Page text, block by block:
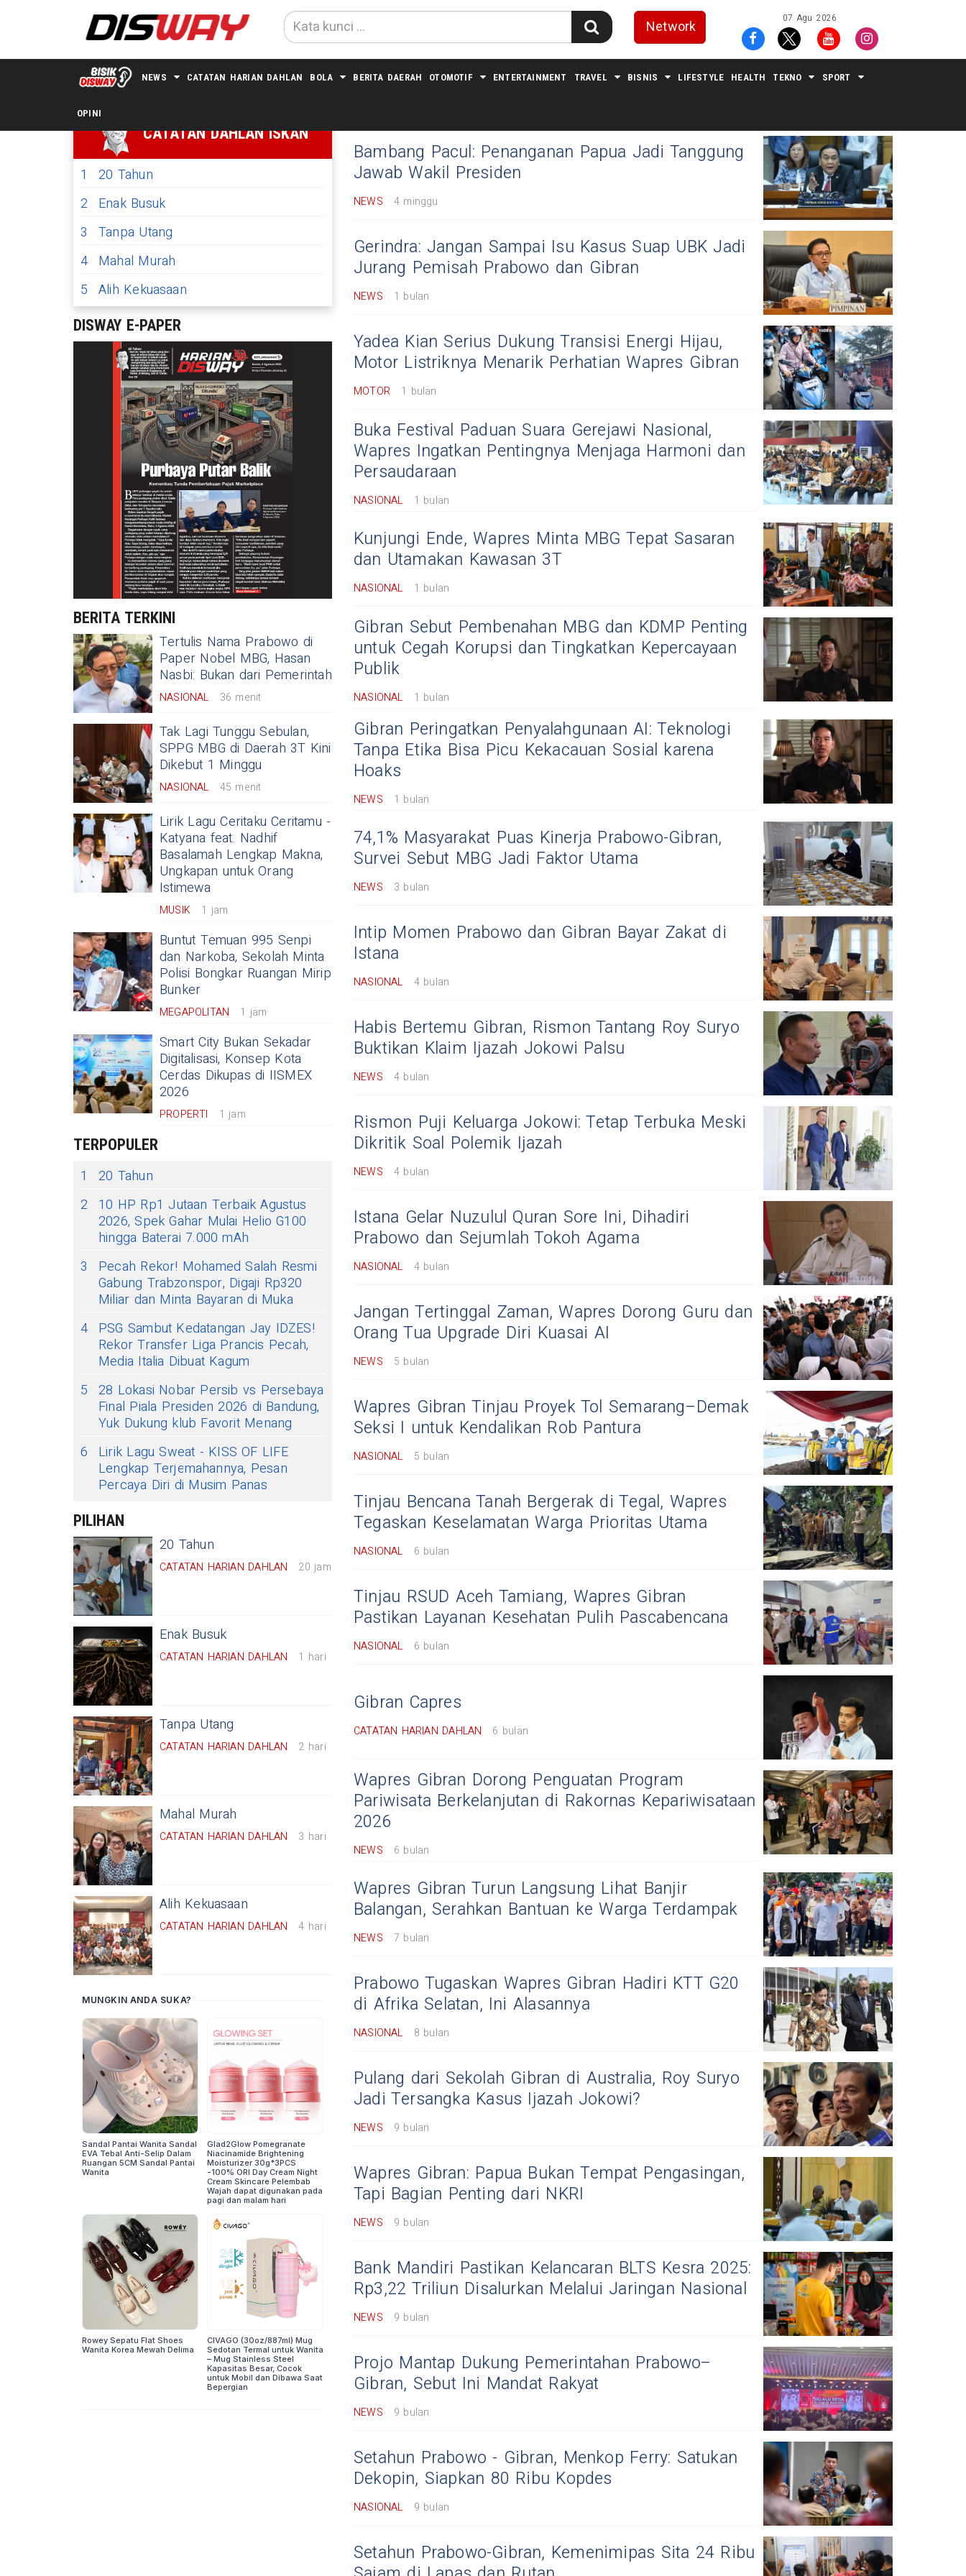
Network 07 Agu 2026
NEWS CATATAN HARIAN DAHLAN BOLA BERITA DAERAH OTOMOTIF ENTERTAINMENT TRAVEL BISNIS LIFESTYLE HEALTH TEKNO SPORT
OPINI
CATATAN DAHLAN ISKAN
1
20 Tahun
2
Enak Busuk
3
Tanpa Utang
4 Mahal Murah
5 Alih Kekuasaan
DISWAY E-PAPER
BERITA TERKINI
Tertulis Nama Prabowo di
Paper Nobel MBG, Hasan
Nasbi: Bukan dari Pemerintah
NASIONAL 36 menit
Tak Lagi Tunggu Sebulan,
SPPG MBG di Daerah 3T Kini
Dikebut 1 Minggu
NASIONAL 45 menit
Lirik Lagu Ceritaku Ceritamu -
Katyana feat. Nadhif
Basalamah Lengkap Makna,
Ungkapan untuk Orang
Istimewa
MUSIK 1 jam
Buntut Temuan 995 Senpi
dan Narkoba, Sekolah Minta
Polisi Bongkar Ruangan Mirip
Bunker
MEGAPOLITAN 1 jam
Smart City Bukan Sekadar
Digitalisasi, Konsep Kota
Cerdas Dikupas di IISMEX
2026
PROPERTI 1 jam
TERPOPULER
1
20 Tahun
2
10 HP Rp1 Jutaan Terbaik Agustus
2026, Spek Gahar Mulai Helio G100
hingga Baterai 7.000 mAh
3
Pecah Rekor! Mohamed Salah Resmi
Gabung Trabzonspor, Digaji Rp320
Miliar dan Minta Bayaran di Muka
4 PSG Sambut Kedatangan Jay IDZES!
Rekor Transfer Liga Prancis Pecah,
Media Italia Dibuat Kagum
5 28 Lokasi Nobar Persib vs Persebaya
Final Piala Presiden 2026 di Bandung,
Yuk Dukung klub Favorit Menang
6
Lirik Lagu Sweat - KISS OF LIFE
Lengkap Terjemahannya, Pesan
Percaya Diri di Musim Panas
PILIHAN
20 Tahun
CATATAN HARIAN DAHLAN 20 jam
Enak Busuk
CATATAN HARIAN DAHLAN 1 hari
Tanpa Utang
CATATAN HARIAN DAHLAN 2 hari
Mahal Murah
CATATAN HARIAN DAHLAN 3 hari
Alih Kekuasaan
CATATAN HARIAN DAHLAN 4 hari
Bambang Pacul: Penanganan Papua Jadi Tanggung
Jawab Wakil Presiden
NEWS 4 minggu
Gerindra: Jangan Sampai Isu Kasus Suap UBK Jadi
Jurang Pemisah Prabowo dan Gibran
NEWS 1 bulan
Yadea Kian Serius Dukung Transisi Energi Hijau,
Motor Listriknya Menarik Perhatian Wapres Gibran
MOTOR 1 bulan
Buka Festival Paduan Suara Gerejawi Nasional,
Wapres Ingatkan Pentingnya Menjaga Harmoni dan
Persaudaraan
NASIONAL 1 bulan
Kunjungi Ende, Wapres Minta MBG Tepat Sasaran
dan Utamakan Kawasan 3T
NASIONAL 1 bulan
Gibran Sebut Pembenahan MBG dan KDMP Penting
untuk Cegah Korupsi dan Tingkatkan Kepercayaan
Publik
NASIONAL 1 bulan
Gibran Peringatkan Penyalahgunaan AI: Teknologi
Tanpa Etika Bisa Picu Kekacauan Sosial karena
Hoaks
NEWS 1 bulan
74,1% Masyarakat Puas Kinerja Prabowo-Gibran,
Survei Sebut MBG Jadi Faktor Utama
NEWS 3 bulan
Intip Momen Prabowo dan Gibran Bayar Zakat di
Istana
NASIONAL 4 bulan
Habis Bertemu Gibran, Rismon Tantang Roy Suryo
Buktikan Klaim Ijazah Jokowi Palsu
NEWS 4 bulan
Rismon Puji Keluarga Jokowi: Tetap Terbuka Meski
Dikritik Soal Polemik Ijazah
NEWS 4 bulan
Istana Gelar Nuzulul Quran Sore Ini, Dihadiri
Prabowo dan Sejumlah Tokoh Agama
NASIONAL 4 bulan
Jangan Tertinggal Zaman, Wapres Dorong Guru dan
Orang Tua Upgrade Diri Kuasai AI
NEWS 5 bulan
Wapres Gibran Tinjau Proyek Tol Semarang–Demak
Seksi I untuk Kendalikan Rob Pantura
NASIONAL 5 bulan
Tinjau Bencana Tanah Bergerak di Tegal, Wapres
Tegaskan Keselamatan Warga Prioritas Utama
NASIONAL 6 bulan
Tinjau RSUD Aceh Tamiang, Wapres Gibran
Pastikan Layanan Kesehatan Pulih Pascabencana
NASIONAL 6 bulan
Gibran Capres
CATATAN HARIAN DAHLAN 6 bulan
Wapres Gibran Dorong Penguatan Program
Pariwisata Berkelanjutan di Rakornas Kepariwisataan
2026
NEWS 6 bulan
Wapres Gibran Turun Langsung Lihat Banjir
Balangan, Serahkan Bantuan ke Warga Terdampak
NEWS 7 bulan
Prabowo Tugaskan Wapres Gibran Hadiri KTT G20
di Afrika Selatan, Ini Alasannya
NASIONAL 8 bulan
Pulang dari Sekolah Gibran di Australia, Roy Suryo
Jadi Tersangka Kasus Ijazah Jokowi?
NEWS 9 bulan
Wapres Gibran: Papua Bukan Tempat Pengasingan,
Tapi Bagian Penting dari NKRI
NEWS 9 bulan
Bank Mandiri Pastikan Kelancaran BLTS Kesra 2025:
Rp3,22 Triliun Disalurkan Melalui Jaringan Nasional
NEWS 9 bulan
Projo Mantap Dukung Pemerintahan Prabowo–
Gibran, Sebut Ini Mandat Rakyat
NEWS 9 bulan
Setahun Prabowo - Gibran, Menkop Ferry: Satukan
Dekopin, Siapkan 80 Ribu Kopdes
NASIONAL 9 bulan
Setahun Prabowo-Gibran, Kemenimipas Sita 24 Ribu